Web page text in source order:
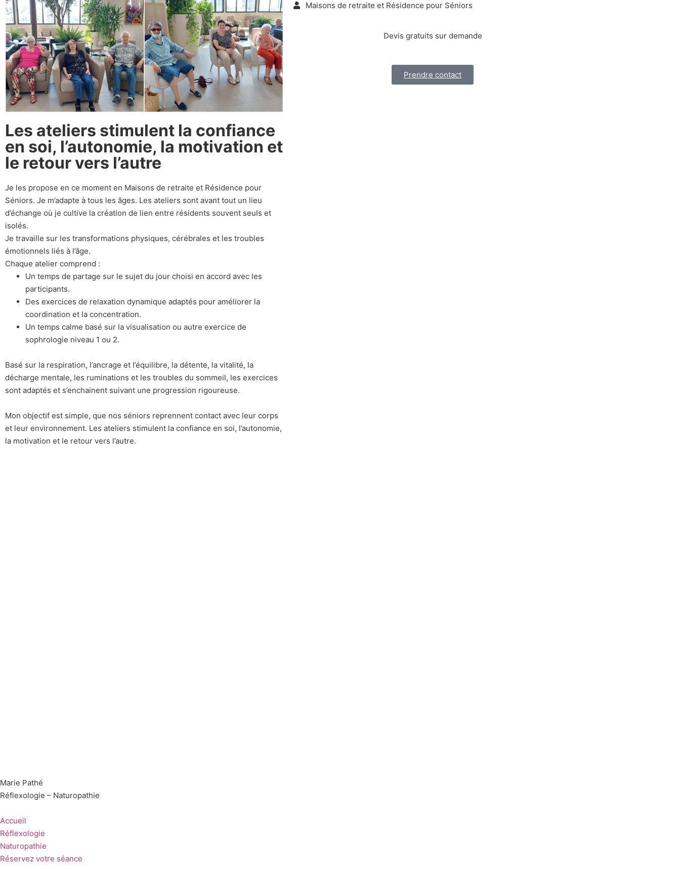
Les ateliers stimulent la confiance
en soi, l’autonomie, la motivation et
le retour vers l’autre
Je les propose en ce moment en Maisons de retraite et Résidence pour
Séniors. Je m’adapte à tous les âges. Les ateliers sont avant tout un lieu
d’échange où je cultive la création de lien entre résidents souvent seuls et
isolés.
Je travaille sur les transformations physiques, cérébrales et les troubles
émotionnels liés à l’âge.
Chaque atelier comprend :
Un temps de partage sur le sujet du jour choisi en accord avec les
participants.
Des exercices de relaxation dynamique adaptés pour améliorer la
coordination et la concentration.
Un temps calme basé sur la visualisation ou autre exercice de
sophrologie niveau 1 ou 2.
Basé sur la respiration, l’ancrage et l’équilibre, la détente, la vitalité, la
décharge mentale, les ruminations et les troubles du sommeil, les exercices
sont adaptés et s’enchainent suivant une progression rigoureuse.
Mon objectif est simple, que nos séniors reprennent contact avec leur corps
et leur environnement. Les ateliers stimulent la confiance en soi, l’autonomie,
la motivation et le retour vers l’autre.
Maisons de retraite et Résidence pour Séniors
Devis gratuits sur demande
Prendre contact
Marie Pathé
Réflexologie – Naturopathie
Accueil
Réflexologie
Naturopathie
Réservez votre séance